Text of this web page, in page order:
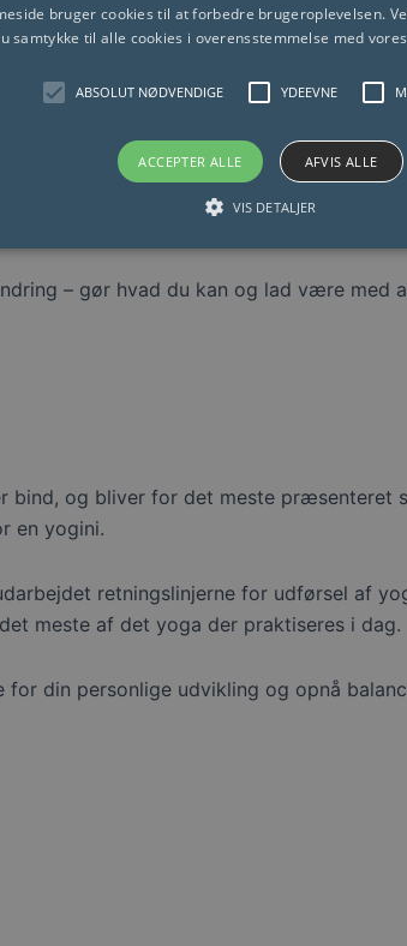
END
vil du opleve fordelene ved denne
hver gang. Hvis du kun kan
– gør hvad du kan og lad være
og bliver for det meste præsenteret
en yogini.
retningslinjerne for udførsel af
meste af det yoga der praktiseres i dag.
din personlige udvikling og opnå
bruger cookies til at forbedre brugeroplevelsen.
samtykke til alle cookies i overensstemmelse med
ABSOLUT NØDVENDIGE YDEEVNE
ACCEPTER ALLE AFVIS ALLE
VIS DETALJER